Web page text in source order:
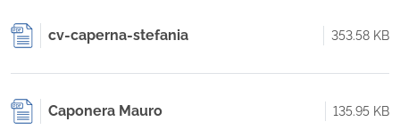
cv-caperna-stefania 353.58 KB
Caponera Mauro 135.95 KB